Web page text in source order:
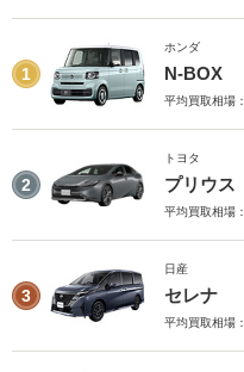
1
ホンダ
N-BOX
平均買取相場：
2
トヨタ
プリウス
平均買取相場：
3
日産
セレナ
平均買取相場：